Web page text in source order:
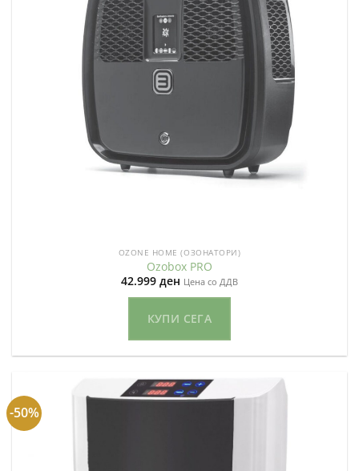
OZONE HOME (ОЗОНАТОРИ)
Ozobox PRO
42.999 ден Цена со ДДВ
КУПИ СЕГА
-50%